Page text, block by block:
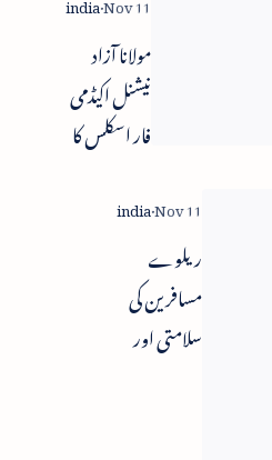
مولانا آزاد
نیشنل اکیڈمی
فار اسکلس کا
ریلوے
مسافرین کی
سلامتی اور